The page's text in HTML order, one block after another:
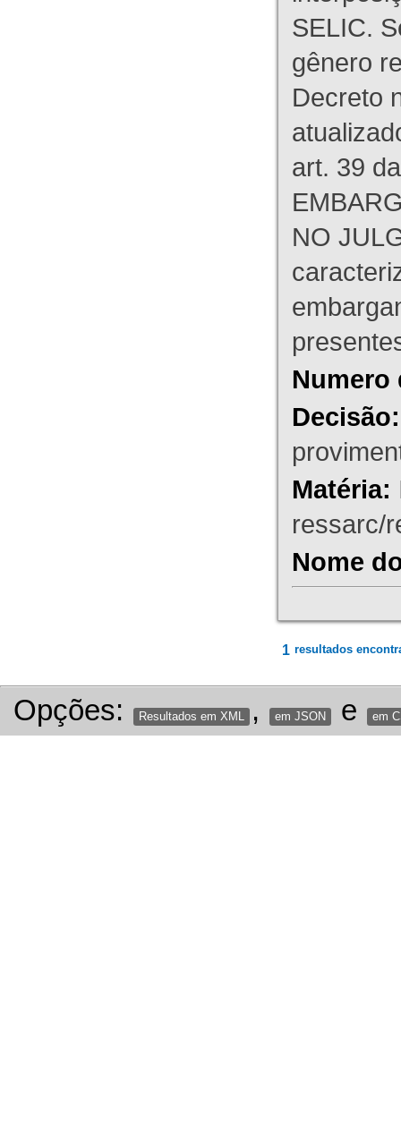
SELIC.
gênero
Decreto
art. 39
NO
Numero
Decisão:
Matéria:
ressarc/
Nome
1 resultados
Opções: Resultados em XML , em JSON e em